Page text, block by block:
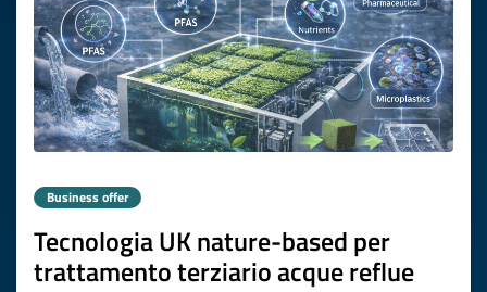
Business offer
Tecnologia UK nature-based per
trattamento terziario acque reflue